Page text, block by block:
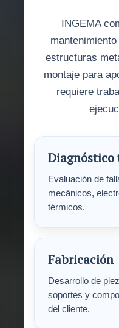
INGEMA
estructuras
montaje para
requiere
Diagnóstico
Evaluación de
mecánicos,
térmicos.
Fabricación
Desarrollo de
soportes y
del cliente.